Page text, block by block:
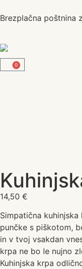
Brezplačna poštnina
0
14,50 €
Simpatična
punčke s piškotom,
in v tvoj vsakdan
krpa ne bo le nujno
Kuhinjska krpa